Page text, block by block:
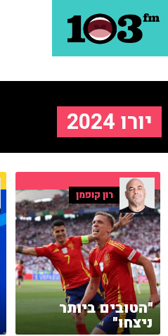
יורו 2024
רון קופמן
"הטובים ביותר
ניצחו"